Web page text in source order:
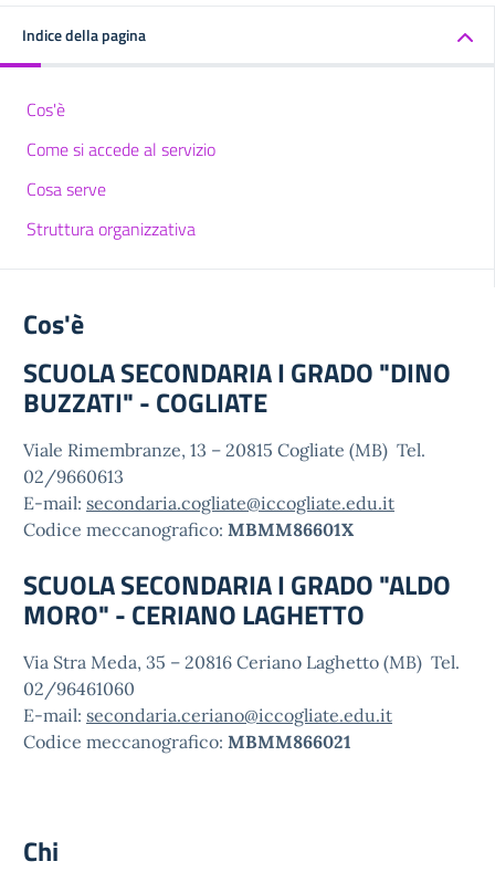
Indice della pagina
Cos'è
Come si accede al servizio
Cosa serve
Struttura organizzativa
Cos'è
SCUOLA SECONDARIA I GRADO "DINO
BUZZATI" - COGLIATE
Viale Rimembranze, 13 – 20815 Cogliate (MB) Tel.
02/9660613
E-mail: secondaria.cogliate@iccogliate.edu.it
Codice meccanografico: MBMM86601X
SCUOLA SECONDARIA I GRADO "ALDO
MORO" - CERIANO LAGHETTO
Via Stra Meda, 35 – 20816 Ceriano Laghetto (MB) Tel.
02/96461060
E-mail: secondaria.ceriano@iccogliate.edu.it
Codice meccanografico: MBMM866021
Chi